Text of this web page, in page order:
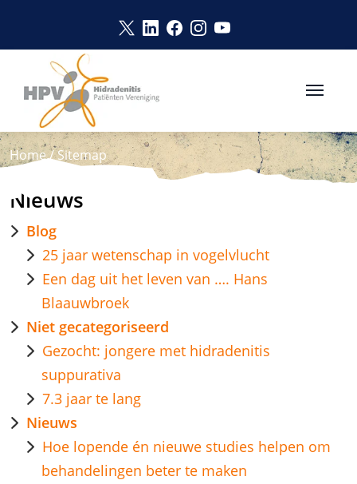
Link opent in een nieuw venster
Link opent in een nieuw
Link opent in een nieuw
Link opent in een
Link opent in een
Home/Sitemap
Nieuws
Blog
25 jaar wetenschap in vogelvlucht
Een dag uit het leven van …. Hans
Blaauwbroek
Niet gecategoriseerd
Gezocht: jongere met hidradenitis
suppurativa
7.3 jaar te lang
Nieuws
Hoe lopende én nieuwe studies helpen om
behandelingen beter te maken